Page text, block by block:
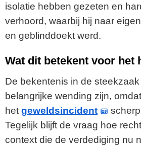
isolatie hebben gezeten en
verhoord, waarbij hij naar
en geblinddoekt werd.
Wat dit betekent voor het
De bekentenis in de
belangrijke wending zijn,
het geweldsincident
Tegelijk blijft de vraag hoe
context die de verdediging nu